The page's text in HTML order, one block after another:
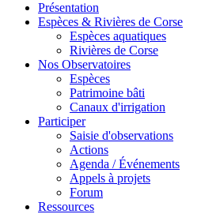
Présentation
Espèces & Rivières de Corse
Espèces aquatiques
Rivières de Corse
Nos Observatoires
Espèces
Patrimoine bâti
Canaux d'irrigation
Participer
Saisie d'observations
Actions
Agenda / Événements
Appels à projets
Forum
Ressources